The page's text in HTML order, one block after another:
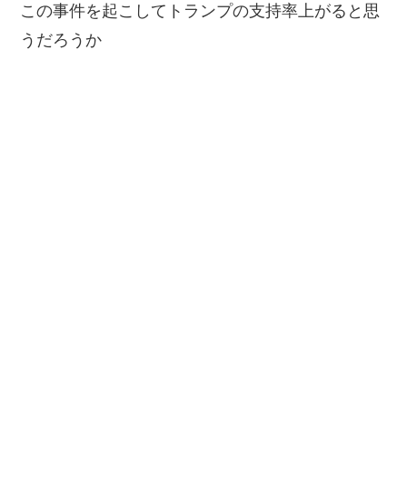
この事件を起こしてトランプの支持率上がると思
うだろうか